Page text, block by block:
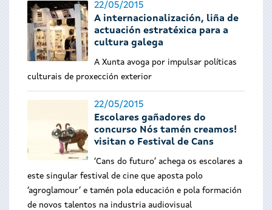
22/05/2015
A internacionalización, liña de
actuación estratéxica para a
cultura galega
A Xunta avoga por impulsar políticas
culturais de proxección exterior
22/05/2015
Escolares gañadores do
concurso Nós tamén creamos!
visitan o Festival de Cans
‘Cans do futuro’ achega os escolares a
este singular festival de cine que aposta polo
‘agroglamour’ e tamén pola educación e pola formación
de novos talentos na industria audiovisual